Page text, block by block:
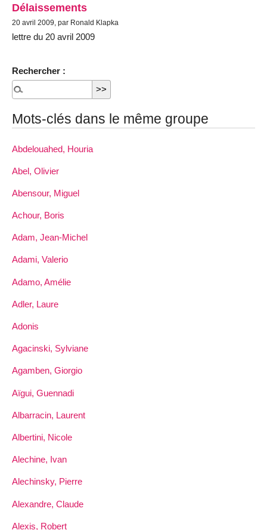
Délaissements
20 avril 2009, par Ronald Klapka
lettre du 20 avril 2009
Rechercher :
Mots-clés dans le même groupe
Abdelouahed, Houria
Abel, Olivier
Abensour, Miguel
Achour, Boris
Adam, Jean-Michel
Adami, Valerio
Adamo, Amélie
Adler, Laure
Adonis
Agacinski, Sylviane
Agamben, Giorgio
Aïgui, Guennadi
Albarracin, Laurent
Albertini, Nicole
Alechine, Ivan
Alechinsky, Pierre
Alexandre, Claude
Alexis, Robert